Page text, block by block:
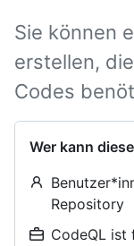
Sie können
erstellen,
Codes
Wer kann
Repository
CodeQL ist